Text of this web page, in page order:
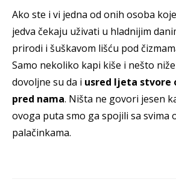
Ako ste i vi jedna od onih osoba
jedva čekaju uživati u hladnijim
prirodi i šuškavom lišću pod
Samo nekoliko kapi kiše i nešto
dovoljne su da i usred ljeta stvore
pred nama. Ništa ne govori jesen
ovoga puta smo ga spojili sa svima
palačinkama.